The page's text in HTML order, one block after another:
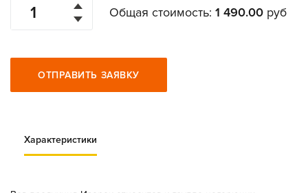
Общая стоимость: 1 490.00 руб
ОТПРАВИТЬ ЗАЯВКУ
Характеристики